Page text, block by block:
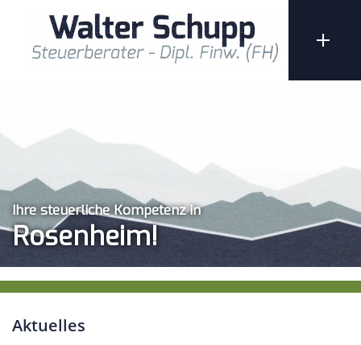
Ihre steuerliche Kompetenz in
Rosenheim!
Aktuelles